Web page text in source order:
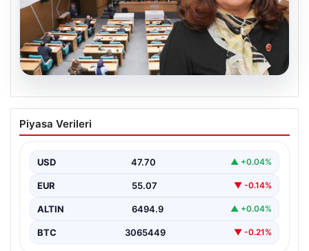
Üsküdar Belediyesi’nde başkanvekili
Sibel Tan Çetinkaya oldu
Piyasa Verileri
USD 47.70 ▲ +0.04%
EUR 55.07 ▼ -0.14%
ALTIN 6494.9 ▲ +0.04%
BTC 3065449 ▼ -0.21%